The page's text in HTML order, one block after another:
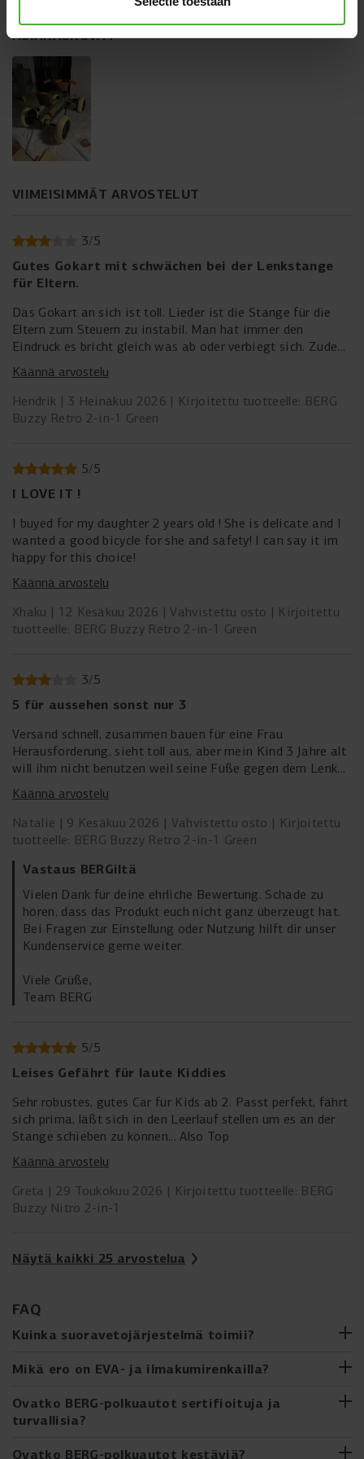
ASIAKASKUVAT
VIIMEISIMMÄT ARVOSTELUT
3/5
Gutes Gokart mit schwächen bei der Lenkstange
für Eltern.
Das Gokart an sich ist toll. Lieder ist die Stange für die
Eltern zum Steuern zu instabil. Man hat immer den
Eindruck es bricht gleich was ab oder verbiegt sich. Zudem
läßt sich die Lenkung nicht 100% fest und geradestellen
damit man schieben kann. Die Räder sind immer leicht in
eine Richtung verdreht so dass man ständig hinten Druck
auf das Gokart ausüben muss um die Voderräder in die
Ohne die Stange läßt es sich gut fahren wenn das Kind es
werden kann und man nur schieben muss geht es bestimmt
auch gut.
Käännä arvostelu
Hendrik
3 Heinäkuu 2026
Kirjoitettu tuotteelle: BERG
Buzzy Retro 2-in-1 Green
5/5
I LOVE IT !
I buyed for my daughter 2 years old ! She is delicate and I
wanted a good bicycle for she and safety! I can say it im
happy for this choice!
Käännä arvostelu
Xhaku
12 Kesäkuu 2026 Vahvistettu osto
Kirjoitettu
tuotteelle: BERG Buzzy Retro 2-in-1 Green
3/5
5 für aussehen sonst nur 3
Versand schnell, zusammen bauen für eine Frau
Herausforderung, sieht toll aus, aber mein Kind 3 Jahre alt
will ihm nicht benutzen weil seine Füße gegen dem Lenker
stoßen aber der lässt sich nicht hoch heben. Wenn der
Sessel zu weit stellt dann sitzt er falsch.Der Lenker für
Eltern ist auch nicht der Hit, unpraktisch. Steht jetzt Rum.
Also alles zusammen gebe ich 3 Sterne, hat mich und mein
Käännä arvostelu
Natalie
9 Kesäkuu 2026 Vahvistettu osto
Kirjoitettu
tuotteelle: BERG Buzzy Retro 2-in-1 Green
Vastaus BERGiltä
Vielen Dank für deine ehrliche Bewertung. Schade zu
hören, dass das Produkt euch nicht ganz überzeugt hat.
Bei Fragen zur Einstellung oder Nutzung hilft dir unser
Kundenservice gerne weiter.
Viele Grüße,
Team BERG
5/5
Leises Gefährt für laute Kiddies
Sehr robustes, gutes Car für Kids ab 2. Passt perfekt, fährt
sich prima, läßt sich in den Leerlauf stellen um es an der
Stange schieben zu können... Also Top
Käännä arvostelu
Greta
29 Toukokuu 2026
Kirjoitettu tuotteelle: BERG
Buzzy Nitro 2-in-1
Näytä kaikki 25 arvostelua
FAQ
Kuinka suoravetojärjestelmä toimii?
akseliin ketjun avulla. Tämä tarkoittaa, että polkimet
onnistuu pitämällä polkimet paikallaan. Tämä on erittäin
helppo tapa oppia polkemaan, sillä lasten on helppo
ymmärtää sen toiminta. Siksi käytämme sitä nuoremmille
Mikä ero on EVA- ja ilmakumirenkailla?
kiinteitä, vähän huoltoa vaativia polkuauton renkaita,
jotka eivät voi puhjeta ja jotka on valmistettu kestävästä
Ovatko BERG-polkuautot sertifioituja ja
turvallisia?
BERG-polkuauto käy läpi perusteelliset testit ennen kuin se
Ovatko BERG-polkuautot kestäviä?